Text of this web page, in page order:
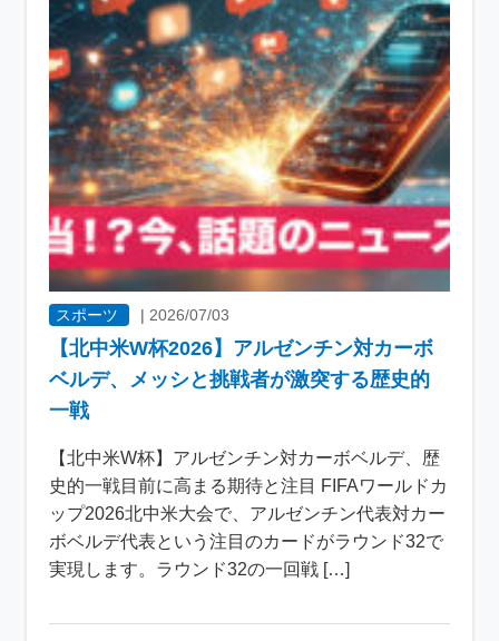
スポーツ |2026/07/03
【北中米W杯2026】アルゼンチン対カーボ
ベルデ、メッシと挑戦者が激突する歴史的
一戦
【北中米W杯】アルゼンチン対カーボベルデ、歴
史的一戦目前に高まる期待と注目 FIFAワールドカ
ップ2026北中米大会で、アルゼンチン代表対カー
ボベルデ代表という注目のカードがラウンド32で
実現します。ラウンド32の一回戦 […]